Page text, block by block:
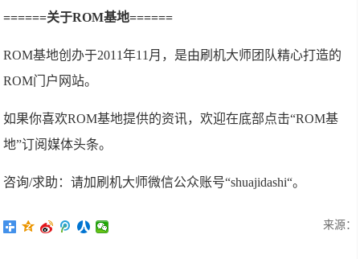
======关于ROM基地======
ROM基地创办于2011年11月，是由刷机大师团队精心打造的
ROM门户网站。
如果你喜欢ROM基地提供的资讯，欢迎在底部点击“ROM基
地”订阅媒体头条。
咨询/求助：请加刷机大师微信公众账号“shuajidashi“。
来源：